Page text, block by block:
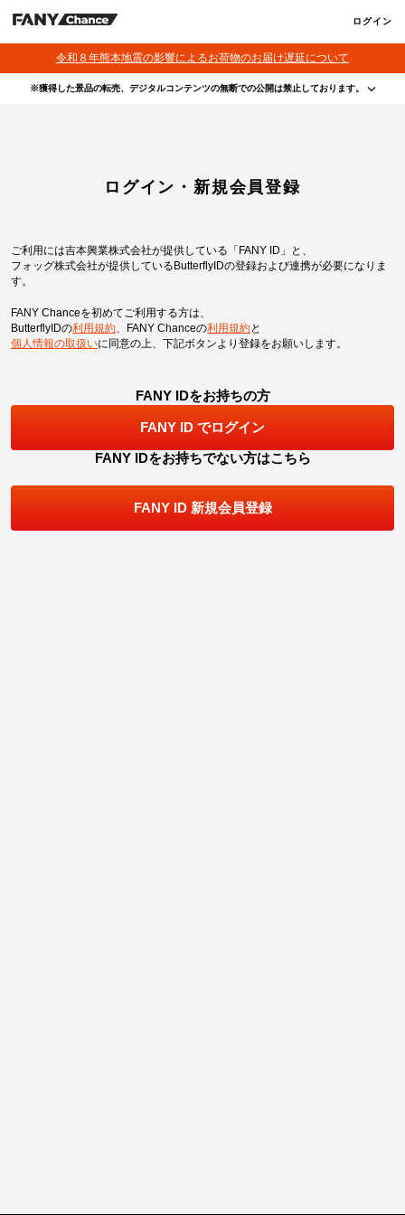
ログイン
令和８年熊本地震の影響によるお荷物のお届け遅延について
※獲得した景品の転売、デジタルコンテンツの無断での公開は禁止しております。
・当選権利は当選者ご本人のみ有効となります。当選権利の譲渡、オークション等への出品、
その他営利目的での転売は禁止しております。ログイン・新規会員登録
ご利用には吉本興業株式会社が提供している「FANY ID」と、
フォッグ株式会社が提供しているButterflyIDの登録および連携が必要になりま
す。
FANY Chanceを初めてご利用する方は、
ButterflyIDの利用規約、 FANY Chanceの利用規約と
個人情報の取扱いに同意の上、 下記ボタンより登録をお願いします。
FANY IDをお持ちの方
FANY ID でログイン
FANY IDをお持ちでない方はこちら
FANY ID 新規会員登録